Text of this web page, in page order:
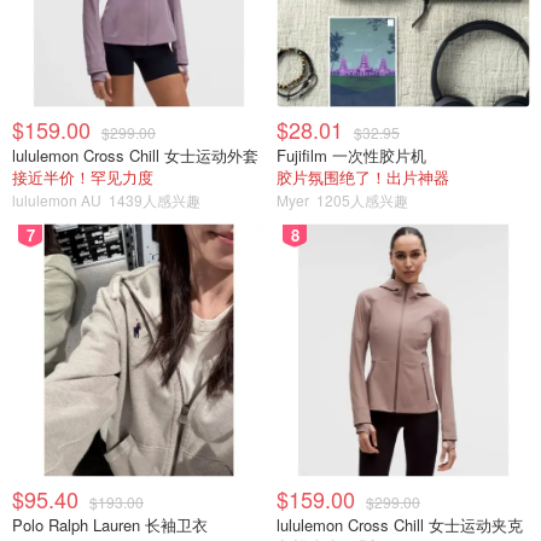
$159.00 $299.00
lululemon Cross Chill 女士运动外套
接近半价！罕见力度
lululemon AU 1439人感兴趣
$28.01 $32.95
Fujifilm 一次性胶片机
胶片氛围绝了！出片神器
Myer 1205人感兴趣
7
$95.40 $193.00
Polo Ralph Lauren 长袖卫衣
8
$159.00 $299.00
lululemon Cross Chill 女士运动夹克